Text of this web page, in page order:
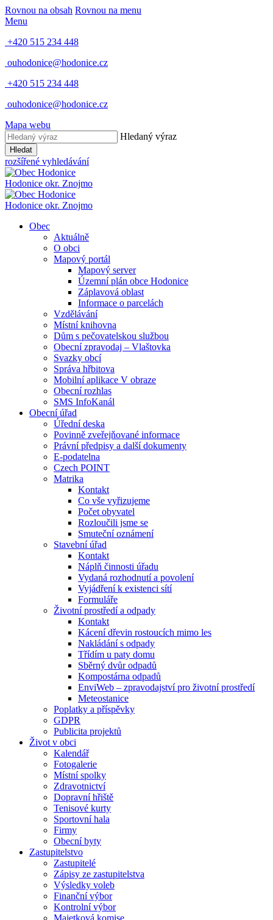
Rovnou na obsah Rovnou na menu
Menu
+420 515 234 448
ouhodonice@hodonice.cz
+420 515 234 448
ouhodonice@hodonice.cz
Mapa webu
Hledaný výraz
Hledat
rozšířené vyhledávání
Hodonice okr. Znojmo
Hodonice okr. Znojmo
Obec
Aktuálně
O obci
Mapový portál
Mapový server
Územní plán obce Hodonice
Záplavová oblast
Informace o parcelách
Vzdělávání
Místní knihovna
Dům s pečovatelskou službou
Obecní zpravodaj – Vlaštovka
Svazky obcí
Správa hřbitova
Mobilní aplikace V obraze
Obecní rozhlas
SMS InfoKanál
Obecní úřad
Úřední deska
Povinně zveřejňované informace
Právní předpisy a další dokumenty
E-podatelna
Czech POINT
Matrika
Kontakt
Co vše vyřizujeme
Počet obyvatel
Rozloučili jsme se
Smuteční oznámení
Stavební úřad
Kontakt
Náplň činnosti úřadu
Vydaná rozhodnutí a povolení
Vyjádření k existenci sítí
Formuláře
Životní prostředí a odpady
Kontakt
Kácení dřevin rostoucích mimo les
Nakládání s odpady
Třídím u paty domu
Sběrný dvůr odpadů
Kompostárna odpadů
EnviWeb – zpravodajství pro životní prostředí
Meteostanice
Poplatky a příspěvky
GDPR
Publicita projektů
Život v obci
Kalendář
Fotogalerie
Místní spolky
Zdravotnictví
Dopravní hřiště
Tenisové kurty
Sportovní hala
Firmy
Obecní byty
Zastupitelstvo
Zastupitelé
Zápisy ze zastupitelstva
Výsledky voleb
Finanční výbor
Kontrolní výbor
Majetková komise